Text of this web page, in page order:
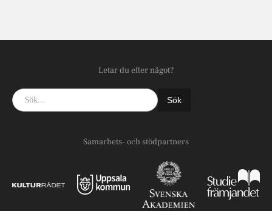
Letar du efter något?
Samarbets- och stödpartners